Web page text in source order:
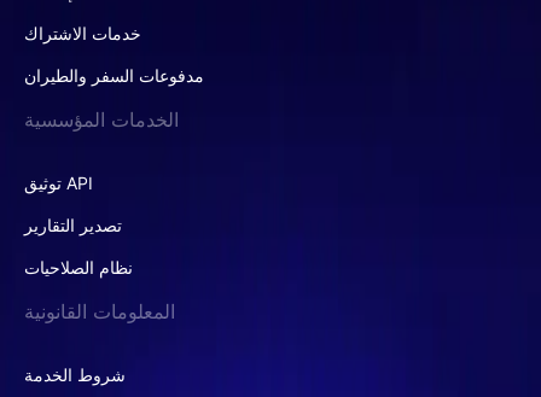
خدمات الاشتراك
مدفوعات السفر والطيران
الخدمات المؤسسية
توثيق API
تصدير التقارير
نظام الصلاحيات
المعلومات القانونية
شروط الخدمة